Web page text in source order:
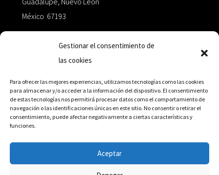
Gestionar el consentimiento de
las cookies
Para ofrecer las mejores experiencias, utilizamos tecnologías como las cookies
para almacenar y/o acceder a la información del dispositivo. El consentimiento
de estas tecnologías nos permitirá procesar datos como el comportamiento de
navegación o las identificaciones únicas en este sitio. No consentir o retirar el
consentimiento, puede afectar negativamente a ciertas características y
funciones.
Aceptar
México 67193
+52 811.499.5638
RED DE DISTRIBUCIÓN